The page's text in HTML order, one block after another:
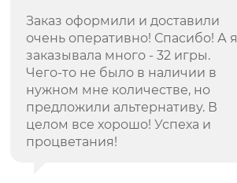
Заказ оформили и доставили
очень оперативно! Спасибо! А я
заказывала много - 32 игры.
Чего-то не было в наличии в
нужном мне количестве, но
предложили альтернативу. В
целом все хорошо! Успеха и
процветания!